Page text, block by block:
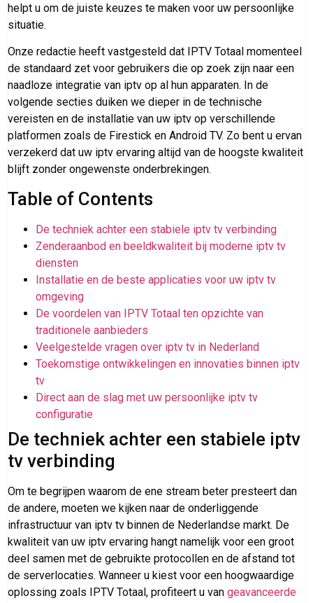
helpt u om de juiste keuzes te maken voor uw persoonlijke
situatie.
Onze redactie heeft vastgesteld dat IPTV Totaal momenteel
de standaard zet voor gebruikers die op zoek zijn naar een
naadloze integratie van iptv op al hun apparaten. In de
volgende secties duiken we dieper in de technische
vereisten en de installatie van uw iptv op verschillende
platformen zoals de Firestick en Android TV. Zo bent u ervan
verzekerd dat uw iptv ervaring altijd van de hoogste kwaliteit
blijft zonder ongewenste onderbrekingen.
Table of Contents
De techniek achter een stabiele iptv tv verbinding
Zenderaanbod en beeldkwaliteit bij moderne iptv tv
diensten
Installatie en de beste applicaties voor uw iptv tv
omgeving
De voordelen van IPTV Totaal ten opzichte van
traditionele aanbieders
Veelgestelde vragen over iptv tv in Nederland
Toekomstige ontwikkelingen en innovaties binnen iptv
tv
Direct aan de slag met uw persoonlijke iptv tv
configuratie
De techniek achter een stabiele iptv
tv verbinding
Om te begrijpen waarom de ene stream beter presteert dan
de andere, moeten we kijken naar de onderliggende
infrastructuur van iptv tv binnen de Nederlandse markt. De
kwaliteit van uw iptv ervaring hangt namelijk voor een groot
deel samen met de gebruikte protocollen en de afstand tot
de serverlocaties. Wanneer u kiest voor een hoogwaardige
oplossing zoals IPTV Totaal, profiteert u van geavanceerde